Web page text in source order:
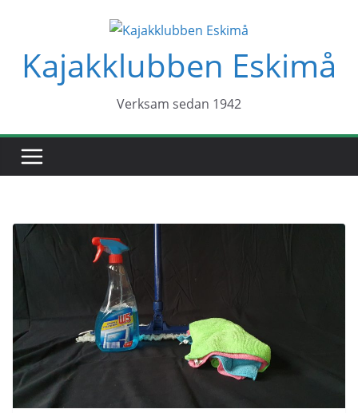
innehållKajakklubben Eskimå
Verksam sedan 1942